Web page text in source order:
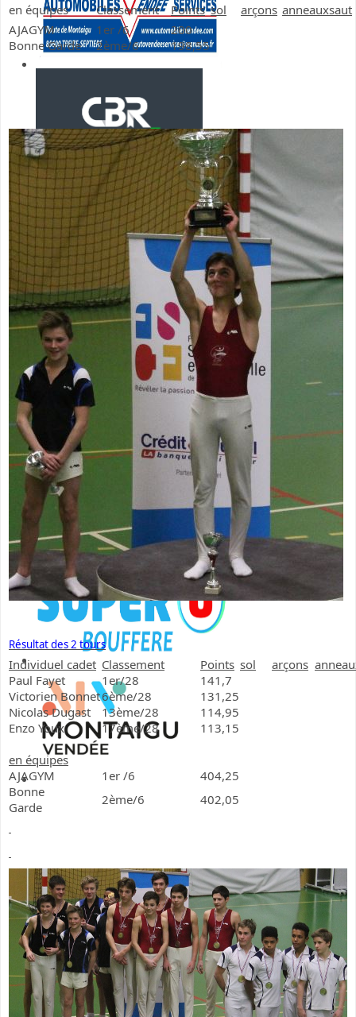
en équipes Classement Points sol arçons anneauxsaut
AJAGYM
1er /6
200
Bonne Garde
2ème/6 198,55
Résultat des 2 tours
Individuel cadet Classement Points sol arçons
Paul Fayet
1er/28
141,7
Victorien Bonnet6ème/28
131,25
Nicolas Dugast
13ème/28
114,95
Enzo Youx
17ème/28
113,15
en équipes
AJAGYM
1er /6
404,25
Bonne
Garde
2ème/6 402,05